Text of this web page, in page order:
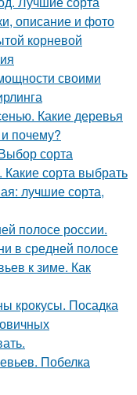
описание и фото
корневой
своими
Какие деревья
почему?
сорта
сорта выбрать
лучшие сорта,
полосе россии.
в средней полосе
к зиме. Как
крокусы. Посадка
Побелка